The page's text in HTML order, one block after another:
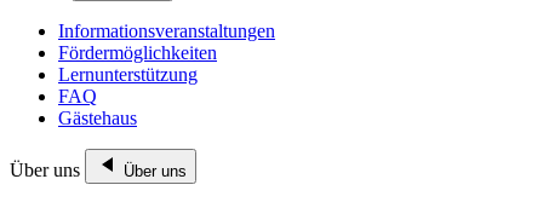
Informationsveranstaltungen
Fördermöglichkeiten
Lernunterstützung
FAQ
Gästehaus
Über uns Über uns